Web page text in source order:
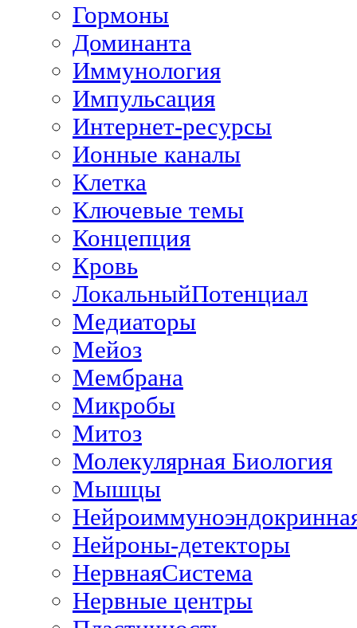
Гормоны
Доминанта
Иммунология
Импульсация
Интернет-ресурсы
Ионные каналы
Клетка
Ключевые темы
Концепция
Кровь
ЛокальныйПотенциал
Медиаторы
Мейоз
Мембрана
Микробы
Митоз
Молекулярная Биология
Мышцы
Нейроны-детекторы
НервнаяСистема
Нервные центры